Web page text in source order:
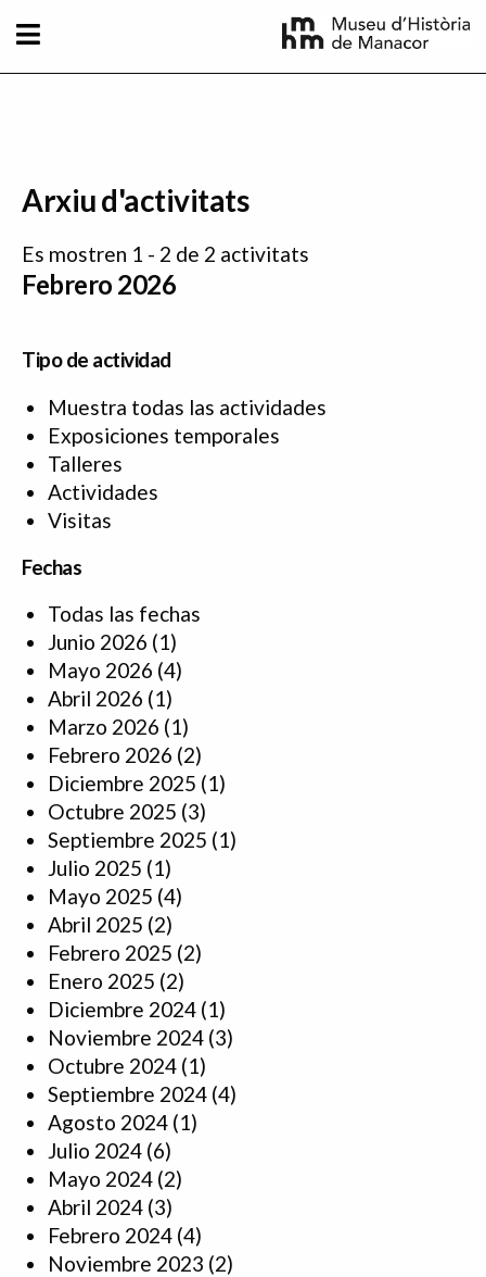
Arxiu d'activitats
Es mostren 1 - 2 de 2 activitats
Febrero 2026
Tipo de actividad
Muestra todas las actividades
Exposiciones temporales
Talleres
Actividades
Visitas
Fechas
Todas las fechas
Junio 2026 (1)
Mayo 2026 (4)
Abril 2026 (1)
Marzo 2026 (1)
Febrero 2026 (2)
Diciembre 2025 (1)
Octubre 2025 (3)
Septiembre 2025 (1)
Julio 2025 (1)
Mayo 2025 (4)
Abril 2025 (2)
Febrero 2025 (2)
Enero 2025 (2)
Diciembre 2024 (1)
Noviembre 2024 (3)
Octubre 2024 (1)
Septiembre 2024 (4)
Agosto 2024 (1)
Julio 2024 (6)
Mayo 2024 (2)
Abril 2024 (3)
Febrero 2024 (4)
Noviembre 2023 (2)